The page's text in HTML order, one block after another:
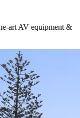
art AV equipment &